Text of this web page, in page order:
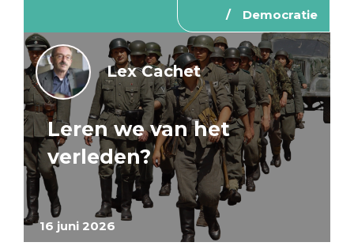
Democratie
16 juni 2026
Lex Cachet
Leren we van het
verleden?